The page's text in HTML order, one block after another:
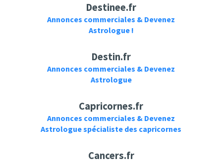
Destinee.fr
Annonces commerciales & Devenez
Astrologue !
Destin.fr
Annonces commerciales & Devenez
Astrologue
Capricornes.fr
Annonces commerciales & Devenez
Astrologue spécialiste des capricornes
Cancers.fr